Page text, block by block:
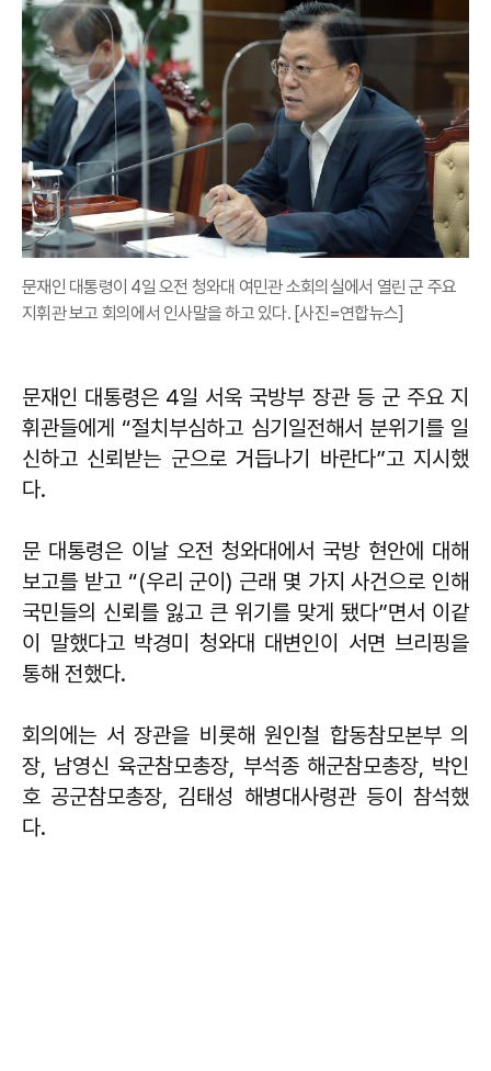
문재인 대통령이 4일 오전 청와대 여민관 소회의실에서 열린 군 주요
지휘관 보고 회의에서 인사말을 하고 있다. [사진=연합뉴스]
문재인 대통령은 4일 서욱 국방부 장관 등 군 주요 지
휘관들에게 “절치부심하고 심기일전해서 분위기를 일
신하고 신뢰받는 군으로 거듭나기 바란다”고 지시했
다.
문 대통령은 이날 오전 청와대에서 국방 현안에 대해
보고를 받고 “(우리 군이) 근래 몇 가지 사건으로 인해
국민들의 신뢰를 잃고 큰 위기를 맞게 됐다”면서 이같
이 말했다고 박경미 청와대 대변인이 서면 브리핑을
통해 전했다.
회의에는 서 장관을 비롯해 원인철 합동참모본부 의
장, 남영신 육군참모총장, 부석종 해군참모총장, 박인
호 공군참모총장, 김태성 해병대사령관 등이 참석했
다.